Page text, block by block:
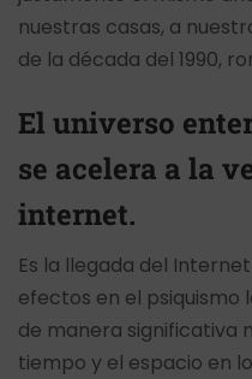
nuestras casas, a
de la década del 1990,
El universo
se acelera a la
internet.
Es la llegada del
efectos en el psiquismo
de manera significativa
tiempo y el espacio en